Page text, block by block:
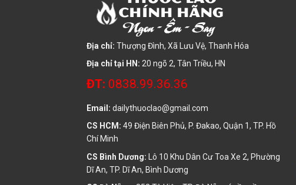
Địa chỉ: Thượng Đình, Xã Lưu Vệ, Thanh Hóa
Địa chỉ tại HN: 20 ngõ 2, Tân Triều, HN
ĐT: 0838.99.36.36
Email: dailythuoclao@gmail.com
CS HCM: 49 Điện Biên Phủ, P. Đakao, Quận 1, TP. Hồ
Chí Minh
CS Bình Dương:
Lô 10 Khu Dân Cư Toa Xe 2, Phường
Dĩ An, TP. Dĩ An, Bình Dương